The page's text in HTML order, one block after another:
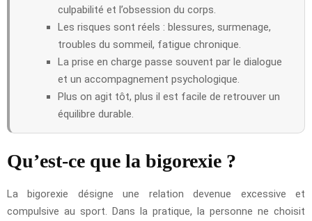
culpabilité et l’obsession du corps.
Les risques sont réels : blessures, surmenage,
troubles du sommeil, fatigue chronique.
La prise en charge passe souvent par le dialogue
et un accompagnement psychologique.
Plus on agit tôt, plus il est facile de retrouver un
équilibre durable.
Qu’est-ce que la bigorexie ?
La bigorexie désigne une relation devenue excessive et
compulsive au sport. Dans la pratique, la personne ne choisit